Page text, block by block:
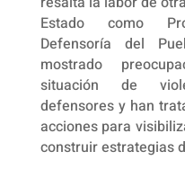
Estado como
Defensoría del
mostrado
situación de
defensores y han
acciones para
construir estrategias